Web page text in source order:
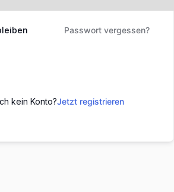
Passwort vergessen?
kein Konto?Jetzt registrieren